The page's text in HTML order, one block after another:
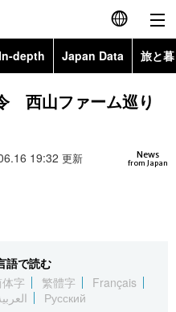
English
简体字
Русский
depth Japan Data 旅と
Topics
西山ファーム巡り
News
from Japan
19:32 更新
語で読む
体字 繁體字
Français
Русский